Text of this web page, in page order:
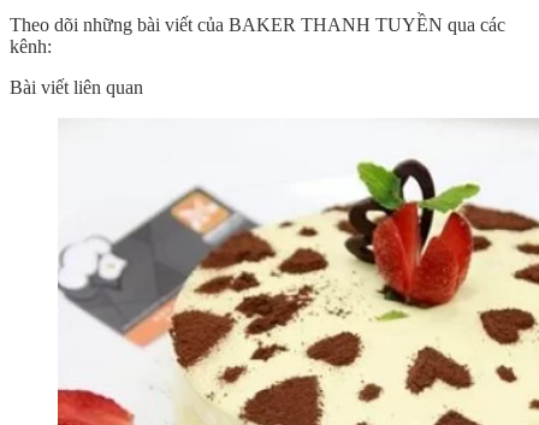
Theo dõi những bài viết của BAKER THANH TUYỀN qua các
kênh:
Bài viết liên quan